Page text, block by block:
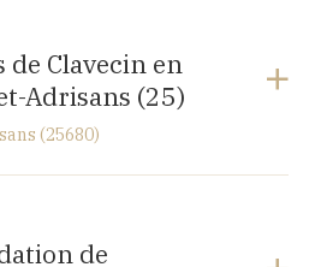
(39)
39600 ARBOIS
de Clavecin en
Adrisans (25)
(25680)
de